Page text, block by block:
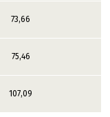
73,66
75,46
107,09